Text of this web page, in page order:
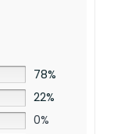
78%
22%
0%